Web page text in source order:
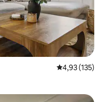
Průměrné
4,93 (135)